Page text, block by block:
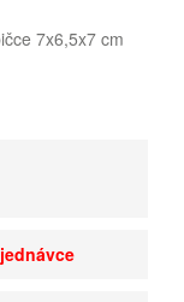
7x6,5x7 cm